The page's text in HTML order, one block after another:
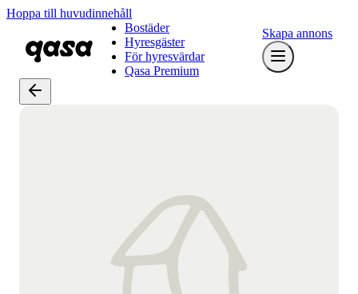
Hoppa till huvudinnehåll
Bostäder
Hyresgäster
För hyresvärdar
Qasa Premium
Skapa annons